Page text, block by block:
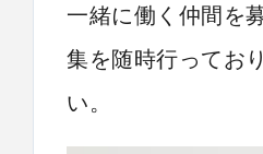
一緒に働く仲間を
集を随時行ってお
い。